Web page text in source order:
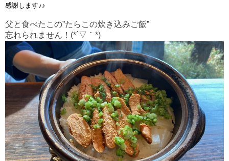
感謝します♪♪
父と食べたこの”たらこの炊き込みご飯”
忘れられません！(*´▽｀*)